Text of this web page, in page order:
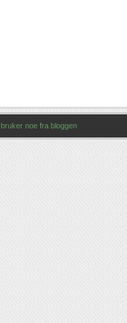
noe fra bloggen